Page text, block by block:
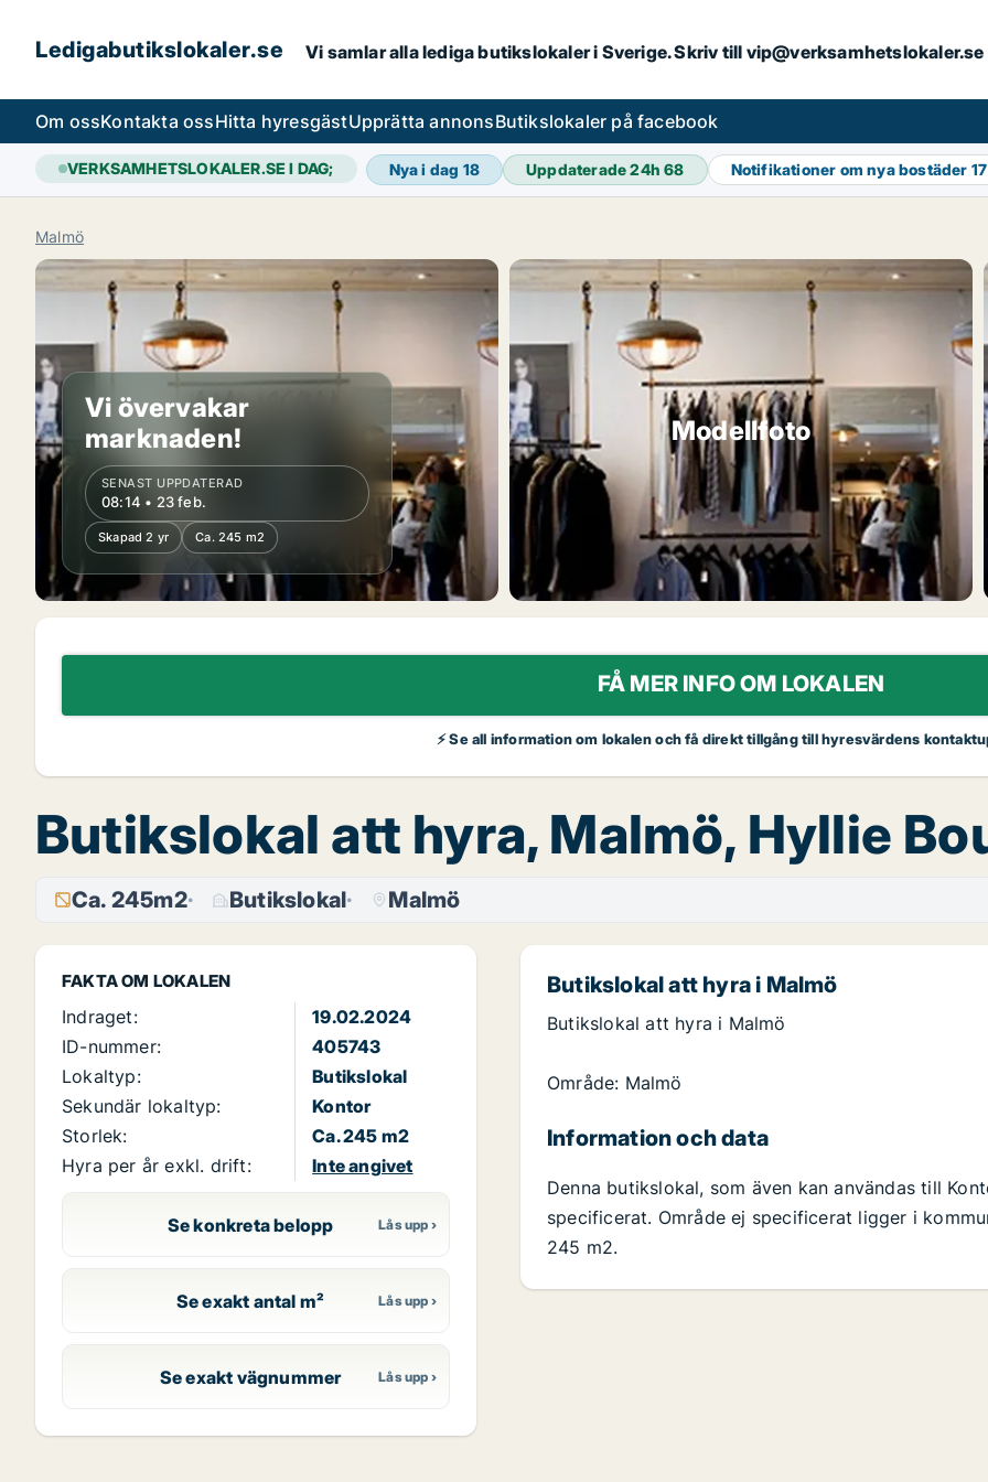
Ledigabutikslokaler.se Vi samlar alla lediga butikslokaler i Sverige. Skriv till
Om ossKontakta ossHitta hyresgästUpprätta annonsButikslokaler på facebook
VERKSAMHETSLOKALER.SE I DAG; Nya i dag 18 Uppdaterade 24h68 Notifikationer om nya bostäder
Malmö
Vi övervakar
marknaden!
SENAST UPPDATERAD
08:14 • 23 feb.
Skapad 2 yr Ca. 245 m2
Modellfoto
FÅ MER INFO OM LOKALEN
⚡ Se all information om lokalen och få direkt tillgång till hyresvärdens
Butikslokal att hyra, Malmö, Hyllie
Ca. 245m2 Butikslokal Malmö
FAKTA OM LOKALEN
Indraget:
19.02.2024
ID-nummer:
405743
Lokaltyp:
Butikslokal
Sekundär lokaltyp:
Kontor
Storlek:
Ca. 245 m2
Hyra per år exkl. drift:
Inte angivet
Se konkreta belopp
Se exakt antal m²
Se exakt vägnummer
Butikslokal att hyra i Malmö
Butikslokal att hyra i Malmö
Område: Malmö
Information och data
Denna butikslokal, som även kan användas till
specificerat. Område ej specificerat ligger i
245 m2.